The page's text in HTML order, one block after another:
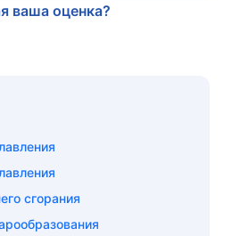
ваша оценка?
сгорания